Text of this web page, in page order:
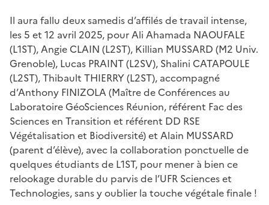
Il aura fallu deux samedis d’affilés de travail intense,
les 5 et 12 avril 2025, pour Ali Ahamada NAOUFALE
(L1ST), Angie CLAIN (L2ST), Killian MUSSARD (M2 Univ.
Grenoble), Lucas PRAINT (L2SV), Shalini CATAPOULE
(L2ST), Thibault THIERRY (L2ST), accompagné
d’Anthony FINIZOLA (Maître de Conférences au
Laboratoire GéoSciences Réunion, référent Fac des
Sciences en Transition et référent DD RSE
Végétalisation et Biodiversité) et Alain MUSSARD
(parent d’élève), avec la collaboration ponctuelle de
quelques étudiants de L1ST, pour mener à bien ce
relookage durable du parvis de l’UFR Sciences et
Technologies, sans y oublier la touche végétale finale !